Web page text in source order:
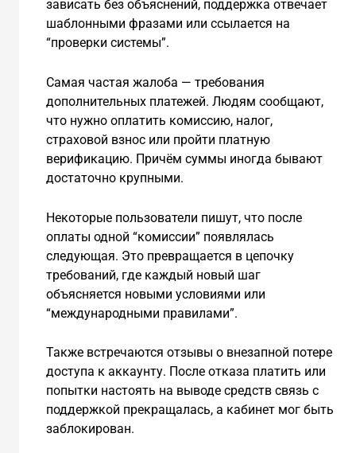
зависать без объяснений, поддержка отвечает
шаблонными фразами или ссылается на
“проверки системы”.
Самая частая жалоба — требования
дополнительных платежей. Людям сообщают,
что нужно оплатить комиссию, налог,
страховой взнос или пройти платную
верификацию. Причём суммы иногда бывают
достаточно крупными.
Некоторые пользователи пишут, что после
оплаты одной “комиссии” появлялась
следующая. Это превращается в цепочку
требований, где каждый новый шаг
объясняется новыми условиями или
“международными правилами”.
Также встречаются отзывы о внезапной потере
доступа к аккаунту. После отказа платить или
попытки настоять на выводе средств связь с
поддержкой прекращалась, а кабинет мог быть
заблокирован.